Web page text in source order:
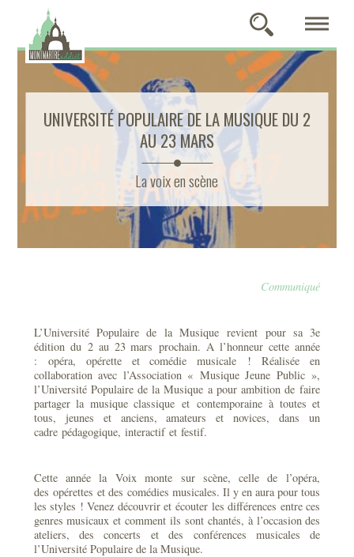
UNIVERSITÉ POPULAIRE DE LA MUSIQUE DU 2
AU 23 MARS
La voix en scène
Communiqué
L’Université Populaire de la Musique revient pour sa 3e
édition du 2 au 23 mars prochain. A l’honneur cette année
: opéra, opérette et comédie musicale ! Réalisée en
collaboration avec l’Association « Musique Jeune Public »,
l’Université Populaire de la Musique a pour ambition de faire
partager la musique classique et contemporaine à toutes et
tous, jeunes et anciens, amateurs et novices, dans un
cadre pédagogique, interactif et festif.
Cette année la Voix monte sur scène, celle de l’opéra,
des opérettes et des comédies musicales. Il y en aura pour tous
les styles ! Venez découvrir et écouter les différences entre ces
genres musicaux et comment ils sont chantés, à l’occasion des
ateliers, des concerts et des conférences musicales de
l’Université Populaire de la Musique.